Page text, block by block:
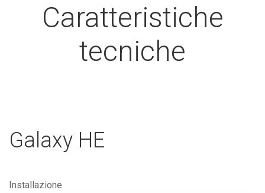
Caratteristiche
tecniche
Galaxy HE
Installazione